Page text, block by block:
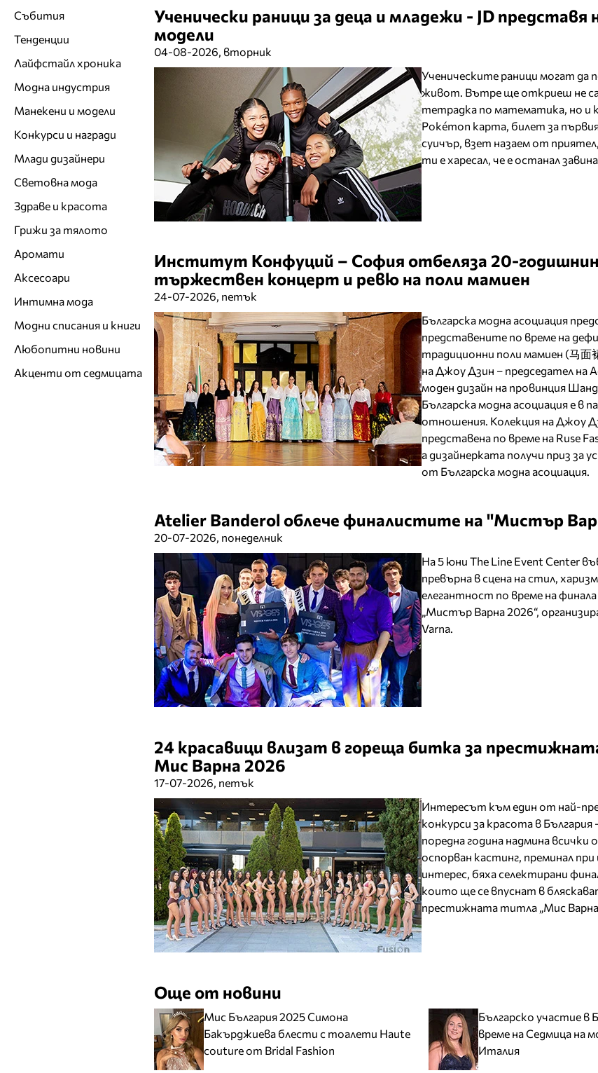
Ученически раници за деца и младежи - JD представя
модели
04-08-2026, вторник
Ученическите раници могат да
живот. Вътре ще откриеш не
тетрадка по математика, но и
Pokémon карта, билет за
суичър, взет назаем от
ти е харесал, че е останал
Институт Конфуций – София отбеляза 20-
тържествен концерт и ревю на поли мамиен
24-07-2026, петък
Българска модна асоциация
представените по време на
традиционни поли мамиен (马面
на Джоу Дзин – председател на
моден дизайн на провинция
Българска модна асоциация е в
отношения. Колекция на Джоу
представена по време на Ruse
а дизайнерката получи приз за
от Българска модна асоциация.
Atelier Banderol облече финалистите на "Мистър
20-07-2026, понеделник
На 5 юни The Line Event Center
превърна в сцена на стил,
елегантност по време на финала
„Мистър Варна 2026“,
Varna.
24 красавици влизат в гореща битка за
Мис Варна 2026
17-07-2026, петък
Интересът към един от най-
конкурси за красота в България
поредна година надмина всички
оспорван кастинг, преминал
интерес, бяха селектирани
които ще се впуснат в
престижната титла „Мис Варна
Още от новини
Мис България 2025 Симона
Бакърджиева блести с тоалети Haute
couture от Bridal Fashion
Българско участие в
време на Седмица на
Италия
Събития
Тенденции
Лайфстайл хроника
Модна индустрия
Манекени и модели
Конкурси и награди
Млади дизайнери
Световна мода
Здраве и красота
Грижи за тялото
Аромати
Аксесоари
Интимна мода
Модни списания и книги
Любопитни новини
Акценти от седмицата